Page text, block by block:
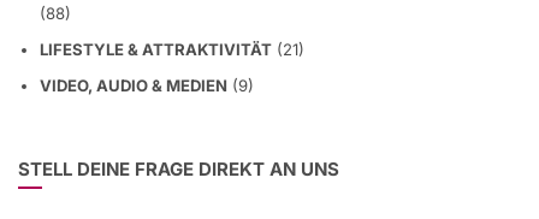
(88)
LIFESTYLE & ATTRAKTIVITÄT (21)
VIDEO, AUDIO & MEDIEN (9)
STELL DEINE FRAGE DIREKT AN UNS